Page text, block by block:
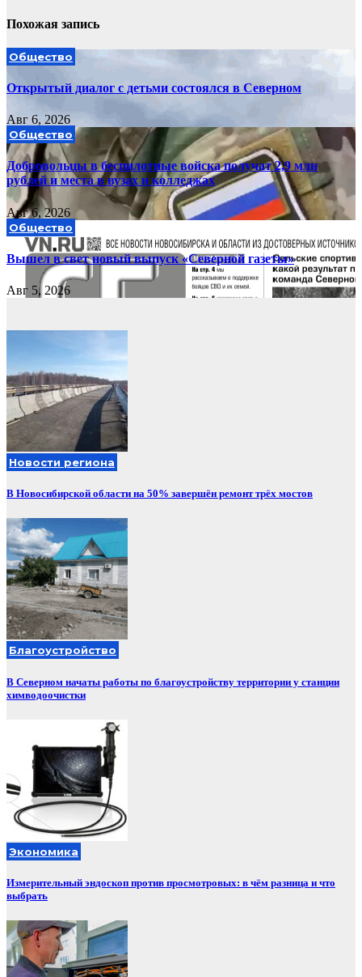
Похожая запись
Общество
Открытый диалог с детьми состоялся в Северном
Авг 6, 2026
Общество
Добровольцы в беспилотные войска получат 2,9 млн
рублей и места в вузах и колледжах
Авг 6, 2026
Общество
Вышел в свет новый выпуск «Северной газеты»
Авг 5, 2026
Новости региона
В Новосибирской области на 50% завершён ремонт трёх мостов
Благоустройство
В Северном начаты работы по благоустройству территории у станции
химводоочистки
Экономика
Измерительный эндоскоп против просмотровых: в чём разница и что
выбрать